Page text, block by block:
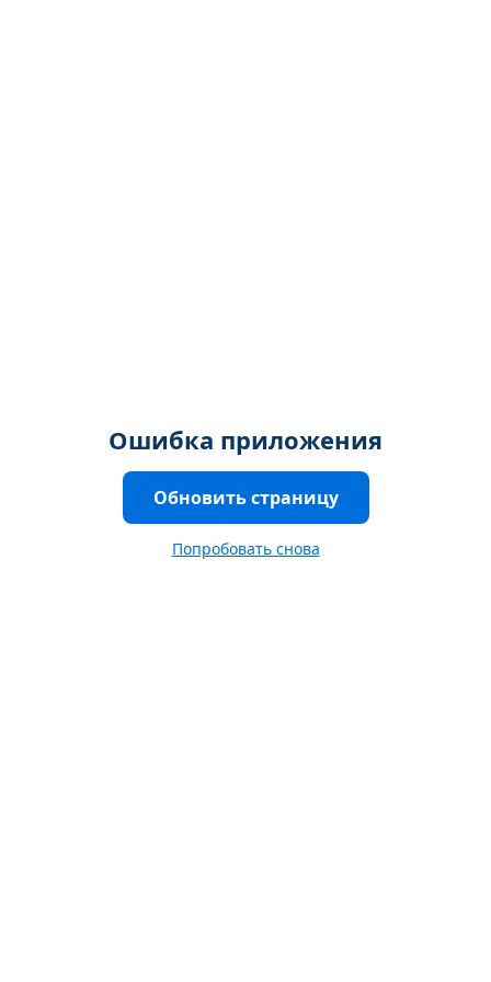
Ошибка приложения
Обновить страницу
Попробовать снова